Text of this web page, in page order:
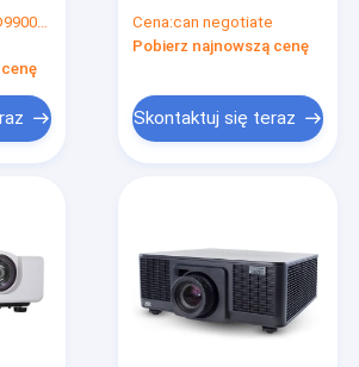
Shenzhen
budynków
zewnętrznych
Cena:can negotiate
Pobierz najnowszą cenę
Skontaktuj się teraz